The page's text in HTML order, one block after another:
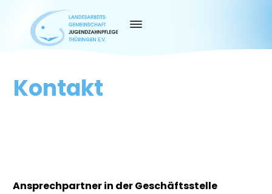
Kontakt
Ansprechpartner in der Geschäftsstelle